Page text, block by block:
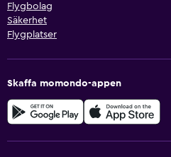
Flygbolag
Säkerhet
Flygplatser
Skaffa momondo-appen